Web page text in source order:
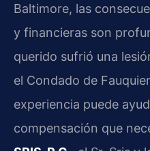
Baltimore, las
y financieras son
querido sufrió una
el Condado de
experiencia puede
compensación que